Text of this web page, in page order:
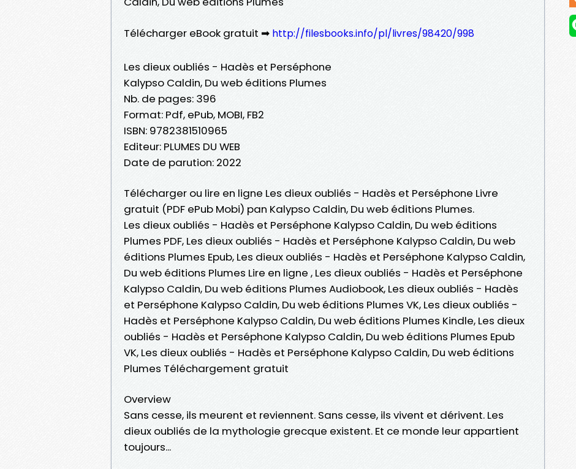
Télécharger eBook gratuit ➡ http://filesbooks.info/pl/livres/98420/998
Les dieux oubliés - Hadès et Perséphone
Kalypso Caldin, Du web éditions Plumes
Nb. de pages: 396
Format: Pdf, ePub, MOBI, FB2
ISBN: 9782381510965
Editeur: PLUMES DU WEB
Date de parution: 2022
Télécharger ou lire en ligne Les dieux oubliés - Hadès et Perséphone Livre
gratuit (PDF ePub Mobi) pan Kalypso Caldin, Du web éditions Plumes.
Les dieux oubliés - Hadès et Perséphone Kalypso Caldin, Du web éditions
Plumes PDF, Les dieux oubliés - Hadès et Perséphone Kalypso Caldin, Du web
éditions Plumes Epub, Les dieux oubliés - Hadès et Perséphone Kalypso Caldin,
Du web éditions Plumes Lire en ligne , Les dieux oubliés - Hadès et Perséphone
Kalypso Caldin, Du web éditions Plumes Audiobook, Les dieux oubliés - Hadès
et Perséphone Kalypso Caldin, Du web éditions Plumes VK, Les dieux oubliés -
Hadès et Perséphone Kalypso Caldin, Du web éditions Plumes Kindle, Les dieux
oubliés - Hadès et Perséphone Kalypso Caldin, Du web éditions Plumes Epub
VK, Les dieux oubliés - Hadès et Perséphone Kalypso Caldin, Du web éditions
Plumes Téléchargement gratuit
Overview
Sans cesse, ils meurent et reviennent. Sans cesse, ils vivent et dérivent. Les
dieux oubliés de la mythologie grecque existent. Et ce monde leur appartient
toujours...